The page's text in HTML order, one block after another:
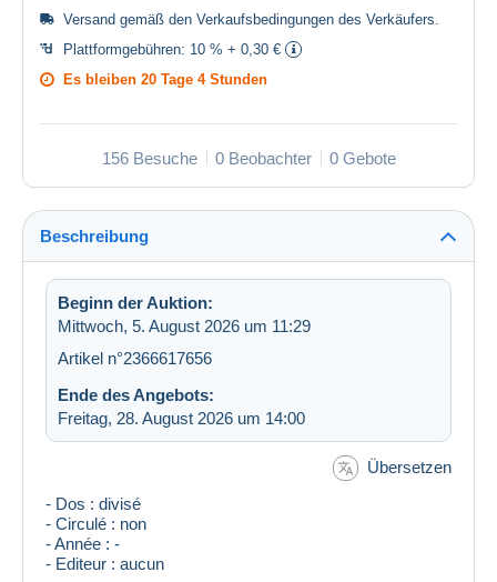
Versand gemäß den Verkaufsbedingungen des Verkäufers
Plattformgebühren: 10 % + 0,30 €
Es bleiben 20 Tage 4 Stunden
156 Besuche 0 Beobachter 0 Gebote
Beschreibung
Beginn der Auktion:
Mittwoch, 5. August 2026 um 11:29
Artikel n°2366617656
Ende des Angebots:
Freitag, 28. August 2026 um 14:00
Übersetzen
- Dos : divisé
- Circulé : non
- Année : -
- Editeur : aucun